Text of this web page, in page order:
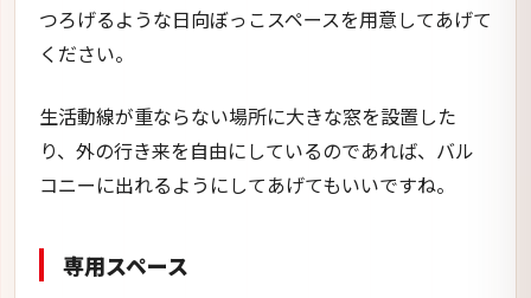
つろげるような日向ぼっこスペースを用意してあげて
ください。
生活動線が重ならない場所に大きな窓を設置した
り、外の行き来を自由にしているのであれば、バル
コニーに出れるようにしてあげてもいいですね。
専用スペース